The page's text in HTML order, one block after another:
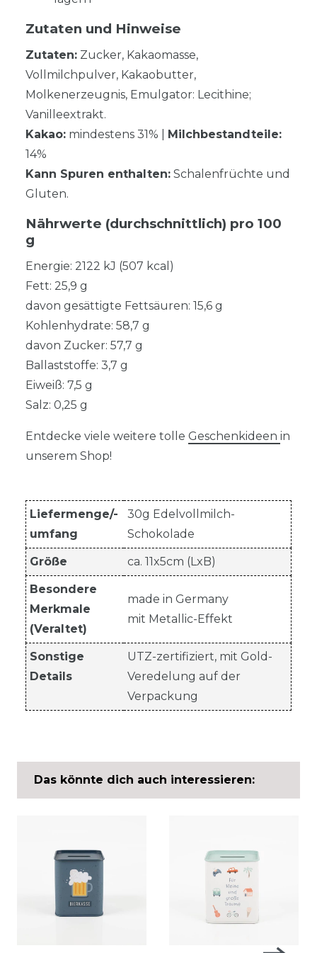
Zutaten und Hinweise
Zutaten: Zucker, Kakaomasse,
Vollmilchpulver, Kakaobutter,
Molkenerzeugnis, Emulgator: Lecithine;
Vanilleextrakt.
Kakao: mindestens 31% | Milchbestandteile:
14%
Kann Spuren enthalten: Schalenfrüchte und
Gluten.
Nährwerte (durchschnittlich) pro 100
g
Energie: 2122 kJ (507 kcal)
Fett: 25,9 g
davon gesättigte Fettsäuren: 15,6 g
Kohlenhydrate: 58,7 g
davon Zucker: 57,7 g
Ballaststoffe: 3,7 g
Eiweiß: 7,5 g
Salz: 0,25 g
Entdecke viele weitere tolle Geschenkideen in
unserem Shop!
Liefermenge/-
umfang
30g Edelvollmilch-
Schokolade
Größe ca. 11x5cm (LxB)
Besondere
Merkmale
(Veraltet)
made in Germany
mit Metallic-Effekt
Sonstige
Details
UTZ-zertifiziert, mit Gold-
Veredelung auf der
Verpackung
Das könnte dich auch interessieren: